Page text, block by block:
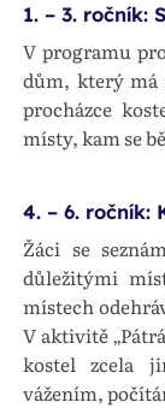
1. – 3. ročník:
V programu
dům, který
procházce
místy, kam se
4. – 6. ročník:
Žáci se
důležitými
místech
V aktivitě
kostel zcela
vážením,